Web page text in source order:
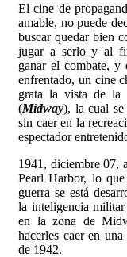
El cine de
amable, no puede
buscar quedar bien
jugar a serlo y al
ganar el combate, y
enfrentado, un cine
grata la vista de la
(Midway), la cual se
sin caer en la
espectador
1941, diciembre 07,
Pearl Harbor, lo
guerra se está
la inteligencia militar
en la zona de
hacerles caer en
de 1942.